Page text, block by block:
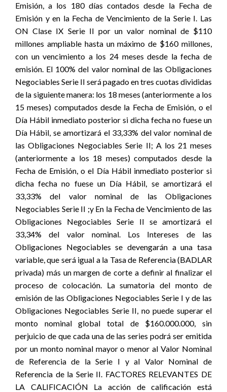
Emisión, a los 180 días contados desde la Fecha de
Emisión y en la Fecha de Vencimiento de la Serie I. Las
ON Clase IX Serie II por un valor nominal de $110
millones ampliable hasta un máximo de $160 millones,
con un vencimiento a los 24 meses desde la fecha de
emisión. El 100% del valor nominal de las Obligaciones
Negociables Serie II será pagado en tres cuotas divididas
de la siguiente manera: los 18 meses (anteriormente a los
15 meses) computados desde la Fecha de Emisión, o el
Día Hábil inmediato posterior si dicha fecha no fuese un
Día Hábil, se amortizará el 33,33% del valor nominal de
las Obligaciones Negociables Serie II; A los 21 meses
(anteriormente a los 18 meses) computados desde la
Fecha de Emisión, o el Día Hábil inmediato posterior si
dicha fecha no fuese un Día Hábil, se amortizará el
33,33% del valor nominal de las Obligaciones
Negociables Serie II ;y En la Fecha de Vencimiento de las
Obligaciones Negociables Serie II se amortizará el
33,34% del valor nominal. Los Intereses de las
Obligaciones Negociables se devengarán a una tasa
variable, que será igual a la Tasa de Referencia (BADLAR
privada) más un margen de corte a definir al finalizar el
proceso de colocación. La sumatoria del monto de
emisión de las Obligaciones Negociables Serie I y de las
Obligaciones Negociables Serie II, no puede superar el
monto nominal global total de $160.000.000, sin
perjuicio de que cada una de las series podrá ser emitida
por un monto nominal mayor o menor al Valor Nominal
de Referencia de la Serie I y al Valor Nominal de
Referencia de la Serie II. FACTORES RELEVANTES DE
LA CALIFICACIÓN La acción de calificación está